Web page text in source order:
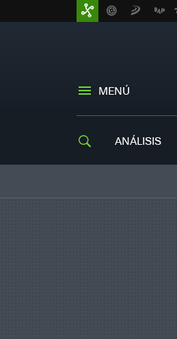
MENÚ
ANÁLISIS